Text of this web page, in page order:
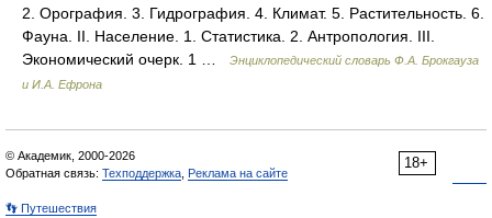
2. Орография. 3. Гидрография. 4. Климат. 5. Растительность. 6.
Фауна. II. Население. 1. Статистика. 2. Антропология. III.
Экономический очерк. 1 …
Энциклопедический словарь Ф.А. Брокгауза
и И.А. Ефрона
18+
© Академик, 2000-2026
Обратная связь: Техподдержка Реклама на сайте
👣 Путешествия